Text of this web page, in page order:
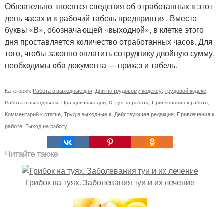
Обязательно вносятся сведения об отработанных в этот
день часах и в рабочий табель предприятия. Вместо
буквы «В», обозначающей «выходной», в клетке этого
дня проставляется количество отработанных часов. Для
того, чтобы законно оплатить сотруднику двойную сумму,
необходимы оба документа — приказ и табель.
Категории: Работа в выходные дни Дни по трудовому кодексу Трудовой кодекс
Работа в выходные и Праздничные дни Отгул за работу Привлечение к работе
Комментарий к статье Труд в выходные и Действующая редакция Привлечения к
работе Выход на работу
Читайте также
Грибок на туях. Заболевания туи и их лечение